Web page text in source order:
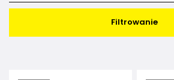
Filtrowanie